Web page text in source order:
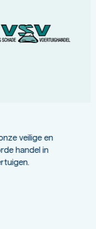
veilige en
handel in